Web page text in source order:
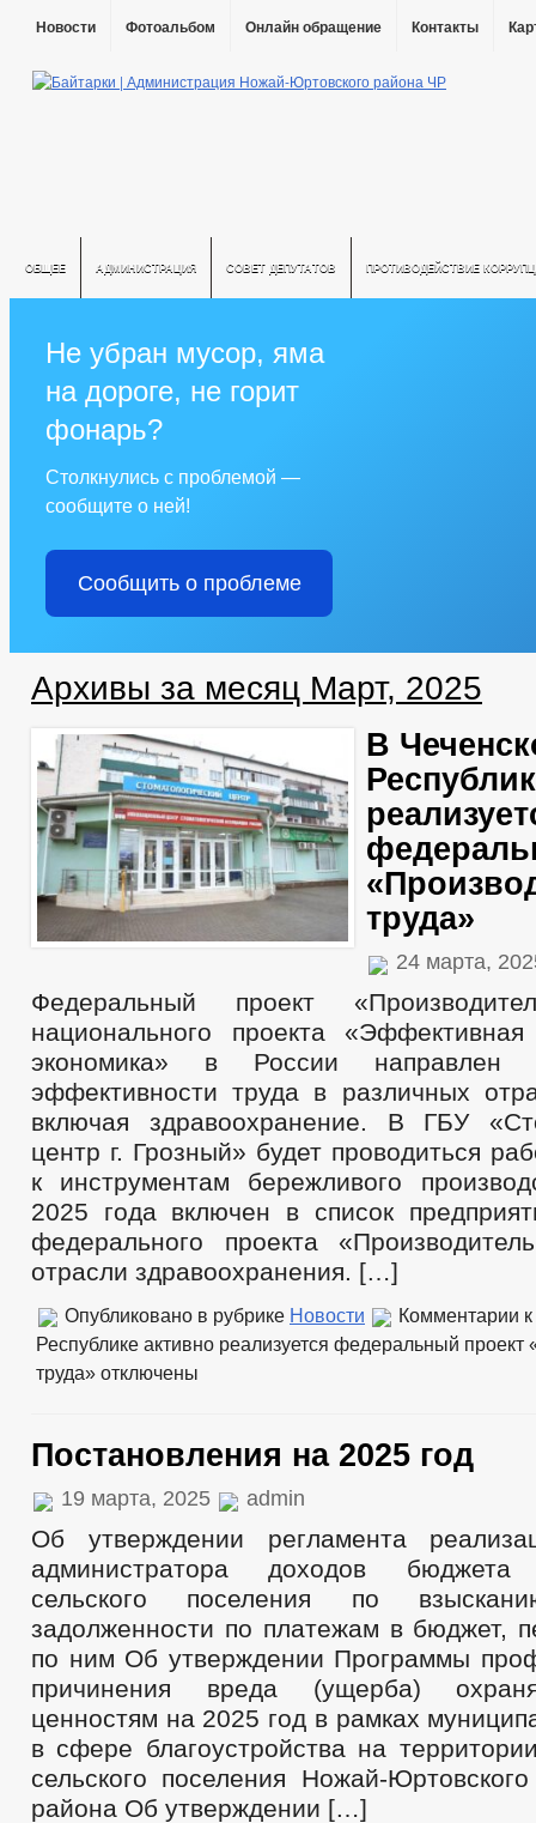
Новости Фотоальбом Онлайн обращение Контакты
ОБЩЕЕ АДМИНИСТРАЦИЯ СОВЕТ ДЕПУТАТОВ ПРОТИВОДЕЙСТВИЕ
Не убран мусор, яма
на дороге, не горит
фонарь?
Столкнулись с проблемой —
сообщите о ней!
Сообщить о проблеме
Архивы за месяц Март, 2025
В
труда»
24 марта,
Федеральный проект
национального проекта
экономика» в России направлен
эффективности труда в различных
включая здравоохранение. В ГБУ
центр г. Грозный» будет проводиться
к инструментам бережливого
2025 года включен в список
федерального проекта
отрасли здравоохранения. […]
Опубликовано в рубрике Новости Комментарии
Республике активно реализуется федеральный проект
труда» отключены
Постановления на 2025 год
19 марта, 2025 admin
Об утверждении регламента
администратора доходов бюджета
сельского поселения по
задолженности по платежам в бюджет,
по ним Об утверждении Программы
причинения вреда (ущерба)
ценностям на 2025 год в рамках
в сфере благоустройства на
сельского поселения Ножай-
района Об утверждении […]